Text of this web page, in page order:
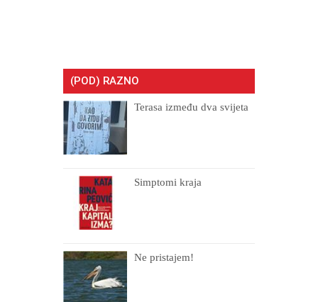
(POD) RAZNO
Terasa između dva svijeta
Simptomi kraja
Ne pristajem!